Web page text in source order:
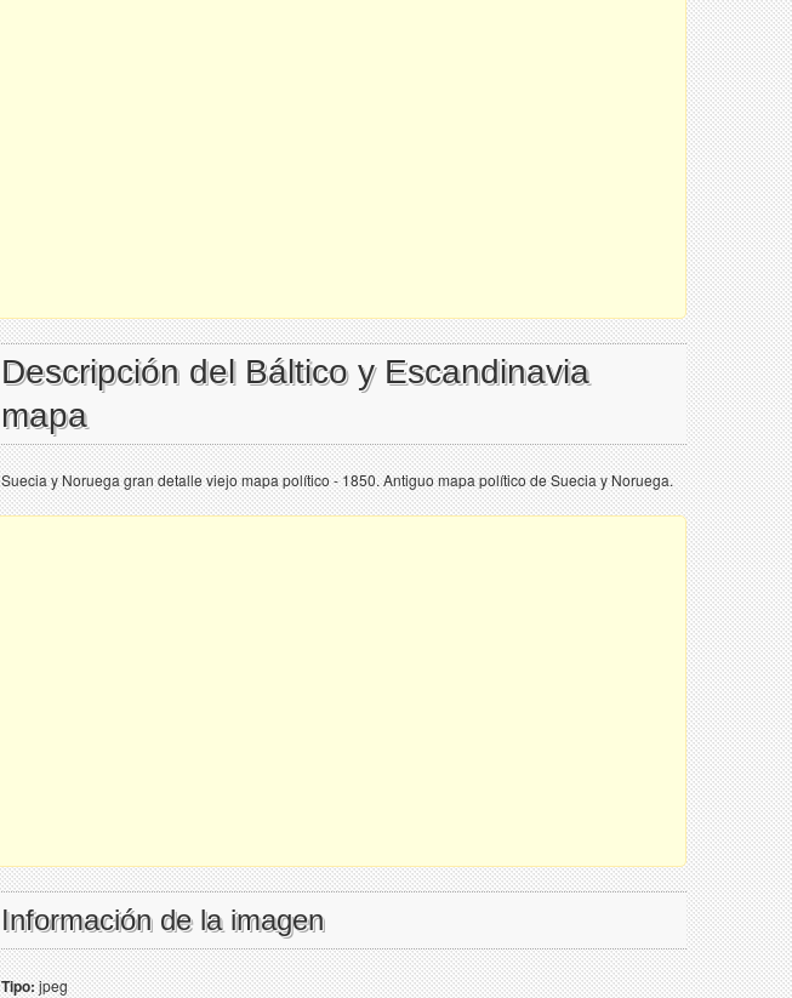
Descripción del Báltico y Escandinavia
mapa
Suecia y Noruega gran detalle viejo mapa político - 1850. Antiguo mapa político de Suecia y Noruega.
Información de la imagen
Tipo:jpeg